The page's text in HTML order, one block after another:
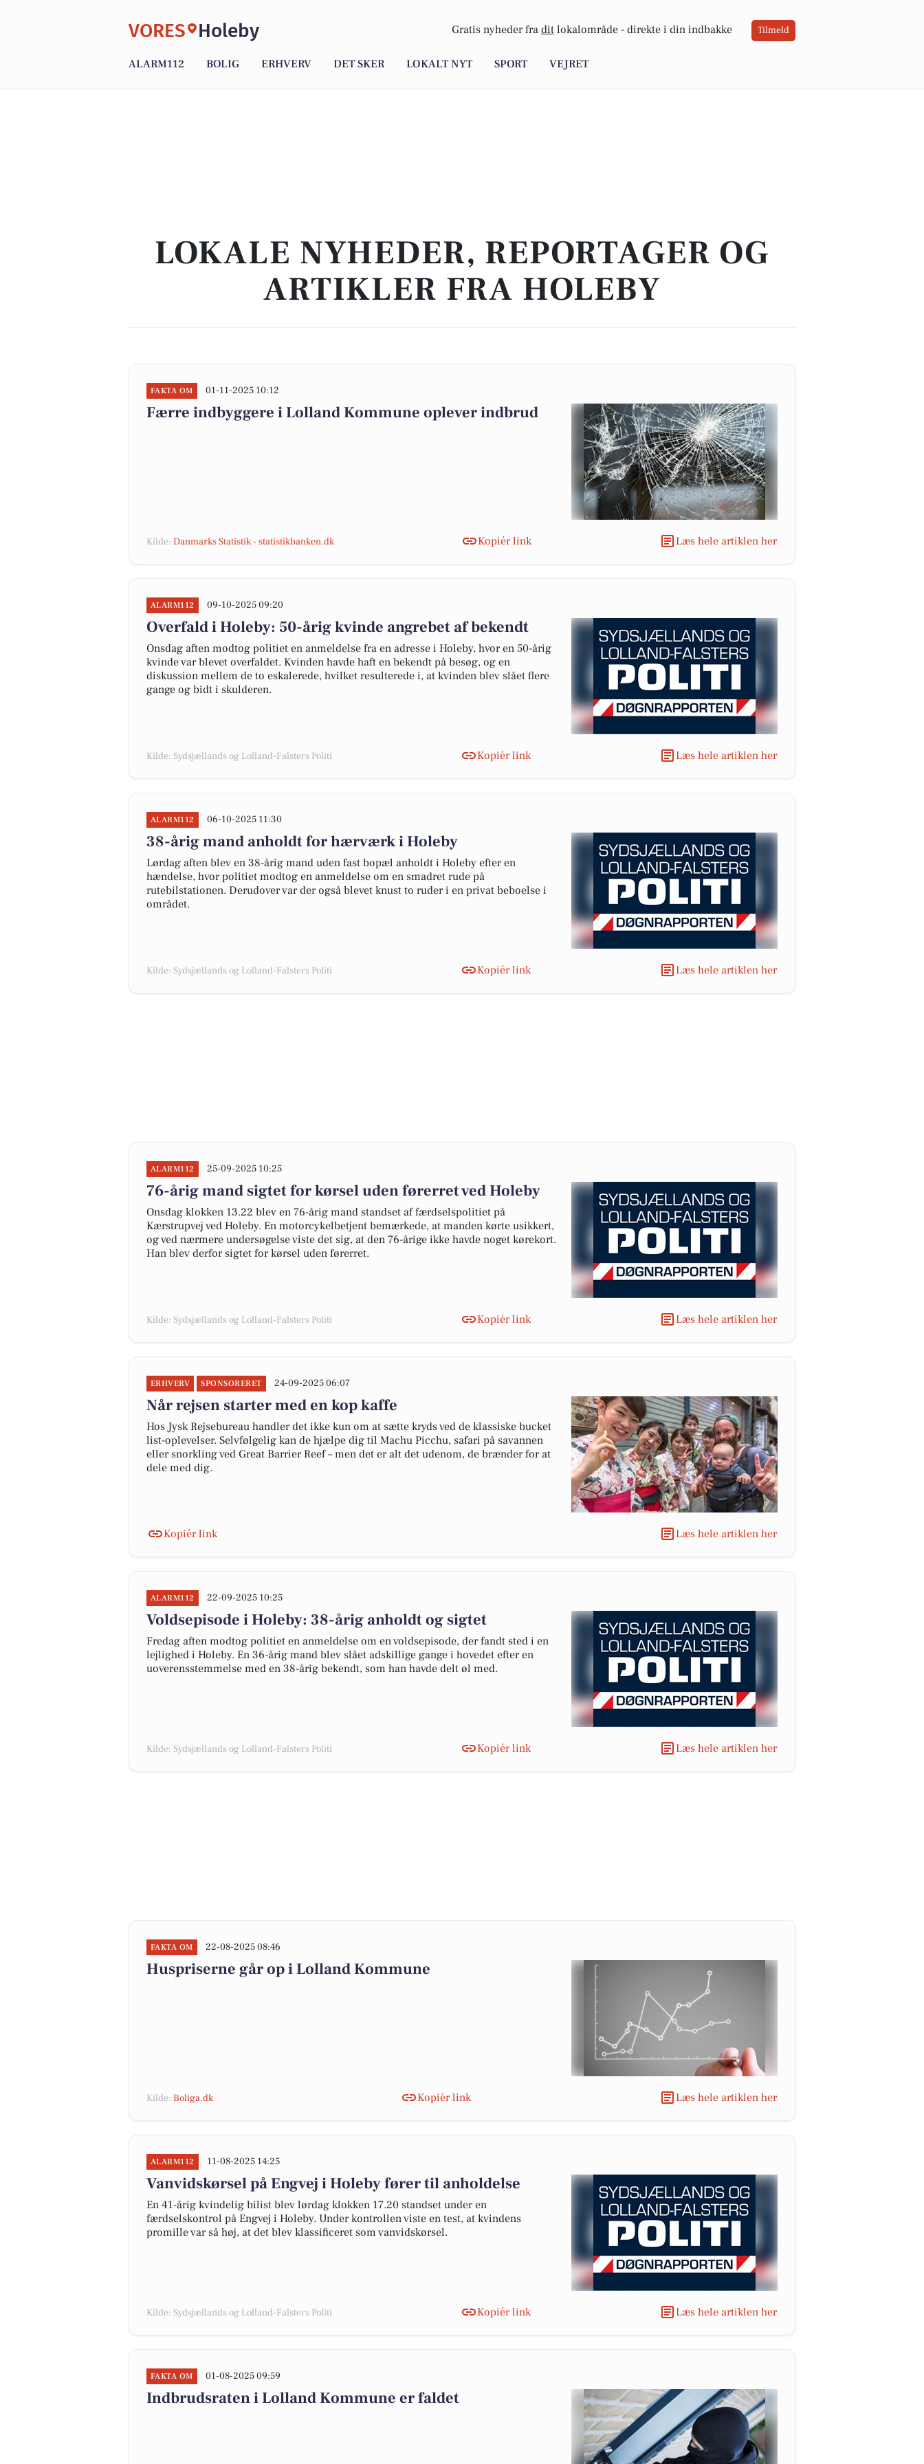
VORES Holeby Gratis nyheder fra dit lokalområde - direkte i din indbakke Tilmeld
ALARM112 BOLIG ERHVERV DET SKER LOKALT NYT SPORT VEJRET
LOKALE NYHEDER, REPORTAGER OG
ARTIKLER FRA HOLEBY
FAKTA OM 01-11-2025 10:12
Færre indbyggere i Lolland Kommune oplever indbrud
Kilde: Danmarks Statistik - statistikbanken.dk Kopiér link Læs hele artiklen her
ALARM112 09-10-2025 09:20
Overfald i Holeby: 50-årig kvinde angrebet af bekendt
Onsdag aften modtog politiet en anmeldelse fra en adresse i Holeby, hvor en 50-årig
kvinde var blevet overfaldet. Kvinden havde haft en bekendt på besøg, og en
diskussion mellem de to eskalerede, hvilket resulterede i, at kvinden blev slået flere
gange og bidt i skulderen.
Kilde: Sydsjællands og Lolland-Falsters Politi Kopiér link Læs hele artiklen her
ALARM112 06-10-2025 11:30
38-årig mand anholdt for hærværk i Holeby
Lørdag aften blev en 38-årig mand uden fast bopæl anholdt i Holeby efter en
hændelse, hvor politiet modtog en anmeldelse om en smadret rude på
rutebilstationen. Derudover var der også blevet knust to ruder i en privat beboelse i
området.
Kilde: Sydsjællands og Lolland-Falsters Politi Kopiér link Læs hele artiklen her
ALARM112 25-09-2025 10:25
76-årig mand sigtet for kørsel uden førerret ved Holeby
Onsdag klokken 13.22 blev en 76-årig mand standset af færdselspolitiet på
Kærstrupvej ved Holeby. En motorcykelbetjent bemærkede, at manden kørte usikkert,
og ved nærmere undersøgelse viste det sig, at den 76-årige ikke havde noget kørekort.
Han blev derfor sigtet for kørsel uden førerret.
Kilde: Sydsjællands og Lolland-Falsters Politi Kopiér link Læs hele artiklen her
ERHVERV SPONSORERET 24-09-2025 06:07
Når rejsen starter med en kop kaffe
Hos Jysk Rejsebureau handler det ikke kun om at sætte kryds ved de klassiske bucket
list-oplevelser. Selvfølgelig kan de hjælpe dig til Machu Picchu, safari på savannen
eller snorkling ved Great Barrier Reef – men det er alt det udenom, de brænder for at
dele med dig.
Kopiér link Læs hele artiklen her
ALARM112 22-09-2025 10:25
Voldsepisode i Holeby: 38-årig anholdt og sigtet
Fredag aften modtog politiet en anmeldelse om en voldsepisode, der fandt sted i en
lejlighed i Holeby. En 36-årig mand blev slået adskillige gange i hovedet efter en
uoverensstemmelse med en 38-årig bekendt, som han havde delt øl med.
Kilde: Sydsjællands og Lolland-Falsters Politi Kopiér link Læs hele artiklen her
FAKTA OM 22-08-2025 08:46
Huspriserne går op i Lolland Kommune
Kilde: Boliga.dk Kopiér link Læs hele artiklen her
ALARM112 11-08-2025 14:25
Vanvidskørsel på Engvej i Holeby fører til anholdelse
En 41-årig kvindelig bilist blev lørdag klokken 17.20 standset under en
færdselskontrol på Engvej i Holeby. Under kontrollen viste en test, at kvindens
promille var så høj, at det blev klassificeret som vanvidskørsel.
Kilde: Sydsjællands og Lolland-Falsters Politi Kopiér link Læs hele artiklen her
FAKTA OM 01-08-2025 09:59
Indbrudsraten i Lolland Kommune er faldet